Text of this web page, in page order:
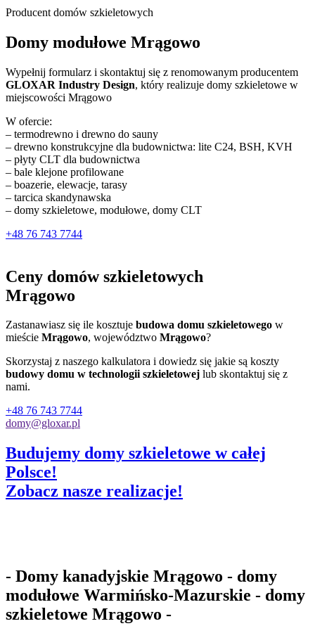
Producent domów szkieletowych
Domy modułowe Mrągowo
Wypełnij formularz i skontaktuj się z renomowanym producentem
GLOXAR Industry Design, który realizuje domy szkieletowe w
miejscowości Mrągowo
W ofercie:
– termodrewno i drewno do sauny
– drewno konstrukcyjne dla budownictwa: lite C24, BSH, KVH
– płyty CLT dla budownictwa
– bale klejone profilowane
– boazerie, elewacje, tarasy
– tarcica skandynawska
– domy szkieletowe, modułowe, domy CLT
+48 76 743 7744
Ceny domów szkieletowych
Mrągowo
Zastanawiasz się ile kosztuje budowa domu szkieletowego w
mieście Mrągowo, województwo Mrągowo?
Skorzystaj z naszego kalkulatora i dowiedz się jakie są koszty
budowy domu w technologii szkieletowej lub skontaktuj się z
nami.
+48 76 743 7744
domy@gloxar.pl
Budujemy domy szkieletowe w całej
Polsce!
Zobacz nasze realizacje!
- Domy kanadyjskie Mrągowo - domy
modułowe Warmińsko-Mazurskie - domy
szkieletowe Mrągowo -